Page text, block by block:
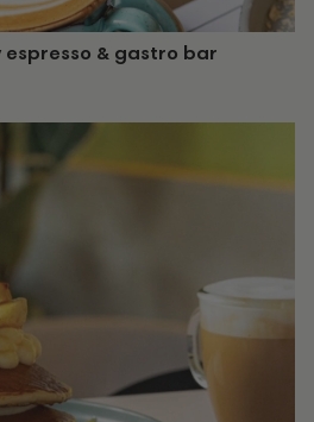
espresso & gastro bar